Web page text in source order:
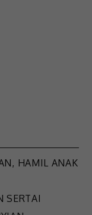
HAMIL ANAK
SERTAI